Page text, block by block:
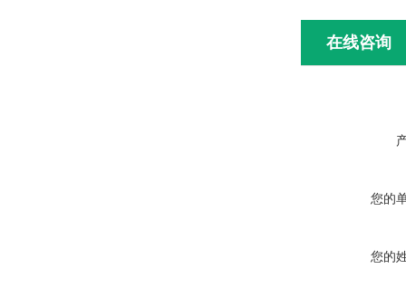
在线咨询
您的
您的